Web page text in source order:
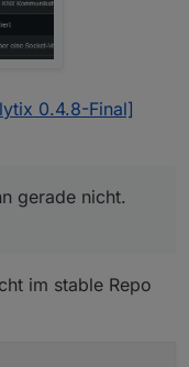
0.4.8-Final]
gerade nicht.
im stable Repo